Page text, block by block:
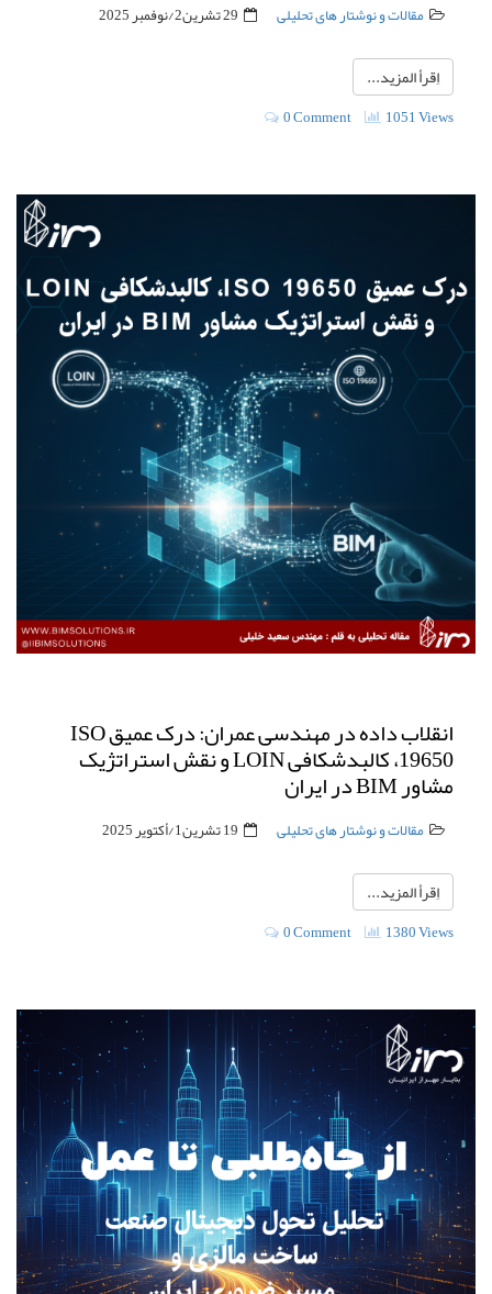
مقالات و نوشتار های تحلیلی 29 تشرين2/نوفمبر 2025
اِقرأ المزيد...
0 Comment 1051 Views
انقلاب داده در مهندسی عمران: درک عمیق ISO
19650، کالبدشکافی LOIN و نقش استراتژیک
مشاور BIM در ایران
مقالات و نوشتار های تحلیلی 19 تشرين1/أكتوير 2025
اِقرأ المزيد...
0 Comment 1380 Views